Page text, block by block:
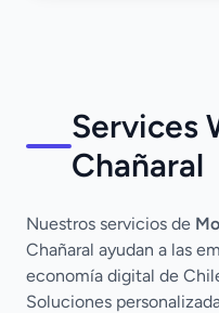
Services
Chañaral
Nuestros servicios de
Chañaral ayudan a las
economía digital de
Soluciones